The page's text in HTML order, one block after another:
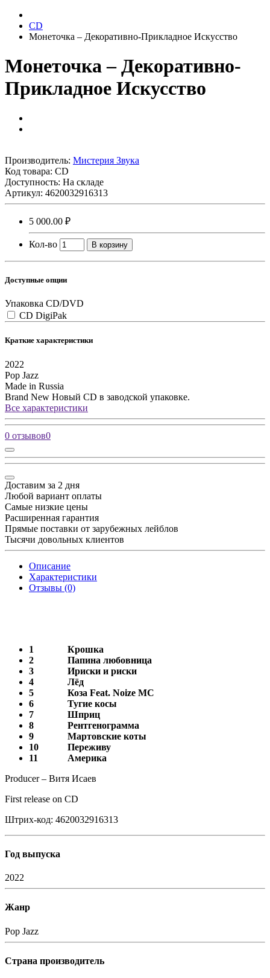
CD
Монеточка – Декоративно-Прикладное Искусство
Монеточка – Декоративно-
Прикладное Искусство
Производитель: Мистерия Звука
Код товара: CD
Доступность: На складе
Артикул: 4620032916313
5 000.00 ₽
Кол-во В корзину
Доступные опции
Упаковка CD/DVD
CD DigiPak
Краткие характеристики
2022
Pop Jazz
Made in Russia
Brand New Новый CD в заводской упаковке.
Все характеристики
0 отзывов0
Доставим за 2 дня
Любой вариант оплаты
Самые низкие цены
Расширенная гарантия
Прямые поставки от зарубежных лейблов
Тысячи довольных клиентов
Описание
Характеристики
Отзывы (0)
1
Крошка
2
Папина любовница
3
Ириски и риски
4
Лёд
5
Коза Feat. Noize MC
6
Тугие косы
7
Шприц
8
Рентгенограмма
9
Мартовские коты
10
Переживу
11
Америка
Producer – Витя Исаев
First release on CD
Штрих-код: 4620032916313
Год выпуска
2022
Жанр
Pop Jazz
Страна производитель